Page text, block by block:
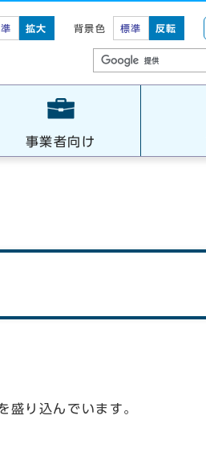
拡大 背景色 標準 反転
事業者向け
盛り込んでいます。